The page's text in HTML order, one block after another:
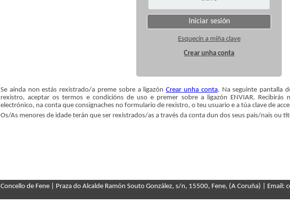
Iniciar sesión
Esquecín a miña clave
Crear unha conta
Se aínda non estás rexistrado/a preme sobre a ligazónCrear unha conta. Na seguinte pantalla
rexistro, aceptar os termos e condicións de uso e premer sobre a ligazón ENVIAR.
electrónico, na conta que consignaches no formulario de rexistro, o teu usuario e a túa clave de
Os/As menores de idade terán que ser rexistrados/as a través da conta dun dos seus pais/nais ou
Concello de Fene | Praza do Alcalde Ramón Souto González, s/n, 15500, Fene, (A Coruña) |